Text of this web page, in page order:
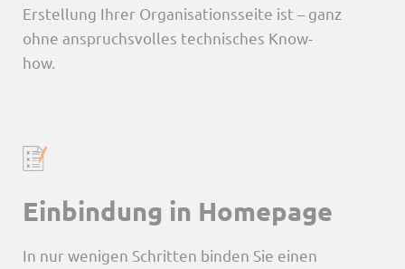
Erstellung Ihrer Organisationsseite ist – ganz
ohne anspruchsvolles technisches Know-
how.
Einbindung in Homepage
In nur wenigen Schritten binden Sie einen